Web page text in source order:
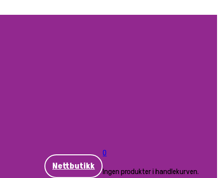
Nettbutikk
0
Ingen produkter i handlekurven.